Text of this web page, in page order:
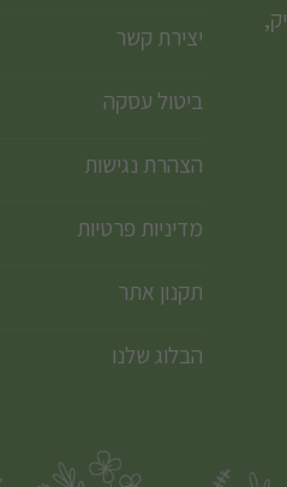
יצירת קשר
ביטול עסקה
הצהרת נגישות
מדיניות פרטיות
תקנון אתר
הבלוג שלנו